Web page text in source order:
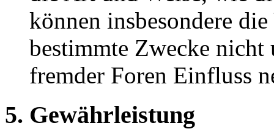
können insbesondere
bestimmte Zwecke nicht
fremder Foren Einfluss
5. Gewährleistung